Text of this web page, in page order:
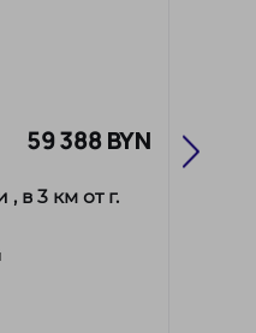
59 388 BYN
в 3 км от г.